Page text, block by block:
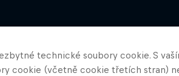
Něco podobného?
technické soubory cookie. S
cookie (včetně cookie třetích stran)